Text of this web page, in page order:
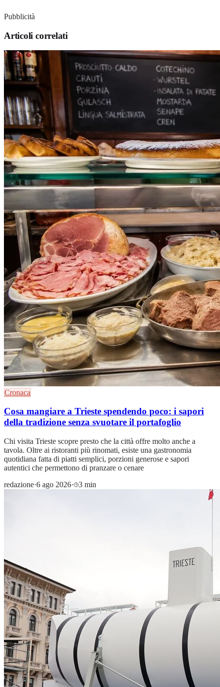
Pubblicità
Articoli correlati
Cronaca
Cosa mangiare a Trieste spendendo poco: i sapori
della tradizione senza svuotare il portafoglio
Chi visita Trieste scopre presto che la città offre molto anche a
tavola. Oltre ai ristoranti più rinomati, esiste una gastronomia
quotidiana fatta di piatti semplici, porzioni generose e sapori
autentici che permettono di pranzare o cenare
redazione·6 ago 2026· 3 min